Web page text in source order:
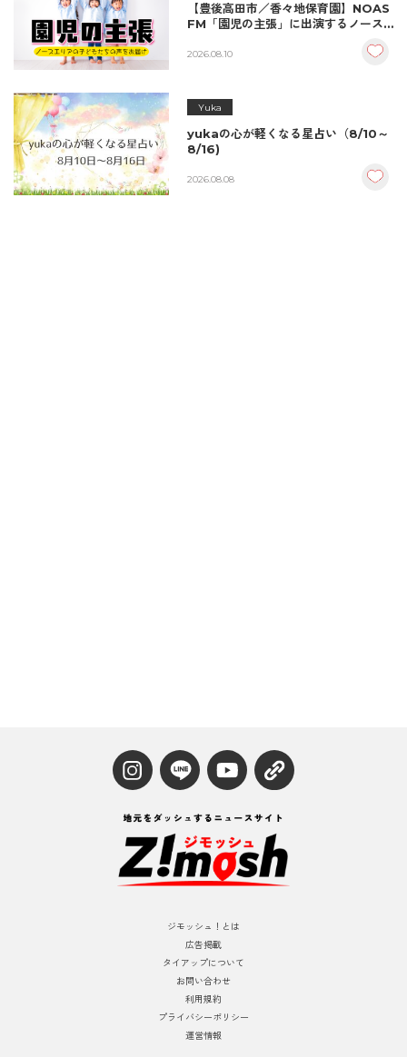
【豊後高田市／香々地保育園】NOAS
FM「園児の主張」に出演するノース
2026.08.10
Yuka
yukaの心が軽くなる星占い（8/10～
8/16)
2026.08.08
ジモッシュ！とは
広告掲載
タイアップについて
お問い合わせ
利用規約
プライバシーポリシー
運営情報